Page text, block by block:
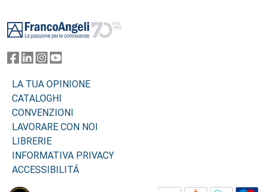
LA TUA OPINIONE
CATALOGHI
CONVENZIONI
LAVORARE CON NOI
LIBRERIE
INFORMATIVA PRIVACY
ACCESSIBILITÁ